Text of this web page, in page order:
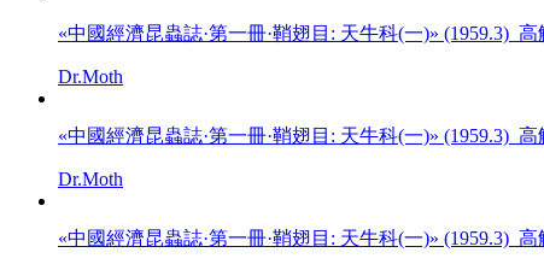
«中國經濟昆蟲誌·第一冊·鞘翅目: 天牛科(一)» (1959.3)_高
Dr.Moth
«中國經濟昆蟲誌·第一冊·鞘翅目: 天牛科(一)» (1959.3)_高
Dr.Moth
«中國經濟昆蟲誌·第一冊·鞘翅目: 天牛科(一)» (1959.3)_高